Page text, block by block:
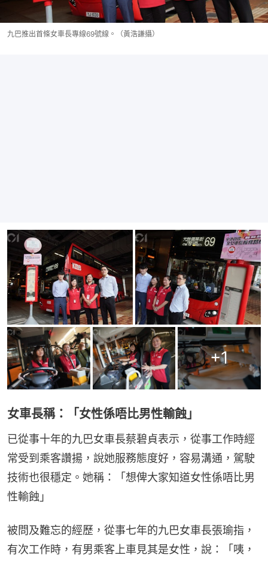
九巴推出首條女車長專線69號線。（黃浩謙攝）
+1
女車長稱：「女性係唔比男性輸蝕」
已從事十年的九巴女車長蔡碧貞表示，從事工作時經
常受到乘客讚揚，說她服務態度好，容易溝通，駕駛
技術也很穩定。她稱：「想俾大家知道女性係唔比男
性輸蝕」
被問及難忘的經歷，從事七年的九巴女車長張瑜指，
有次工作時，有男乘客上車見其是女性，說：「咦，